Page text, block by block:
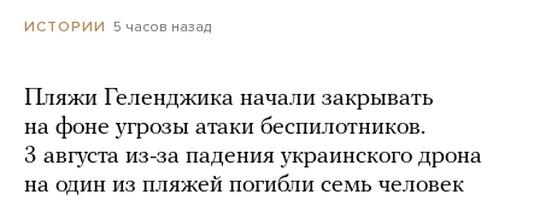
ИСТОРИИ 5 часов назад
Пляжи Геленджика начали закрывать
на фоне угрозы атаки беспилотников.
3 августа из-за падения украинского дрона
на один из пляжей погибли семь человек